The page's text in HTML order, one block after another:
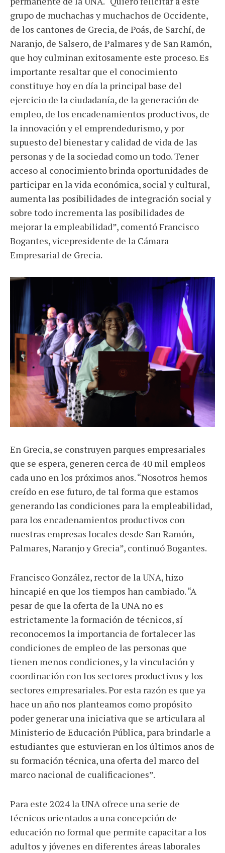
grupo de muchachas y muchachos de Occidente,
de los cantones de Grecia, de Poás, de Sarchí, de
Naranjo, de Salsero, de Palmares y de San Ramón,
que hoy culminan exitosamente este proceso. Es
importante resaltar que el conocimiento
constituye hoy en día la principal base del
ejercicio de la ciudadanía, de la generación de
empleo, de los encadenamientos productivos, de
la innovación y el emprendedurismo, y por
supuesto del bienestar y calidad de vida de las
personas y de la sociedad como un todo. Tener
acceso al conocimiento brinda oportunidades de
participar en la vida económica, social y cultural,
aumenta las posibilidades de integración social y
sobre todo incrementa las posibilidades de
mejorar la empleabilidad”, comentó Francisco
Bogantes, vicepresidente de la Cámara
Empresarial de Grecia.
En Grecia, se construyen parques empresariales
que se espera, generen cerca de 40 mil empleos
cada uno en los próximos años. “Nosotros hemos
creído en ese futuro, de tal forma que estamos
generando las condiciones para la empleabilidad,
para los encadenamientos productivos con
nuestras empresas locales desde San Ramón,
Palmares, Naranjo y Grecia”, continuó Bogantes.
Francisco González, rector de la UNA, hizo
hincapié en que los tiempos han cambiado. “A
pesar de que la oferta de la UNA no es
estrictamente la formación de técnicos, sí
reconocemos la importancia de fortalecer las
condiciones de empleo de las personas que
tienen menos condiciones, y la vinculación y
coordinación con los sectores productivos y los
sectores empresariales. Por esta razón es que ya
hace un año nos planteamos como propósito
poder generar una iniciativa que se articulara al
Ministerio de Educación Pública, para brindarle a
estudiantes que estuvieran en los últimos años de
su formación técnica, una oferta del marco del
marco nacional de cualificaciones”.
Para este 2024 la UNA ofrece una serie de
técnicos orientados a una concepción de
educación no formal que permite capacitar a los
adultos y jóvenes en diferentes áreas laborales